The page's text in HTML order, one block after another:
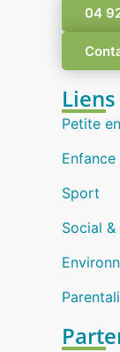
04
Petite
Enfance
Sport
Social &